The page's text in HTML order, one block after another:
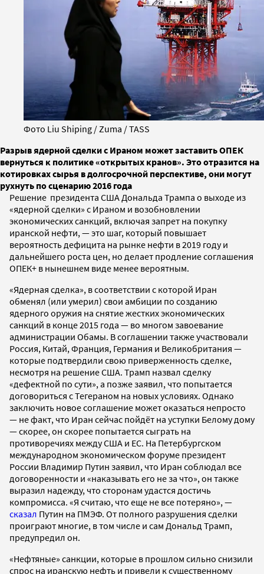
Фото Liu Shiping / Zuma / TASS
Разрыв ядерной сделки с Ираном может заставить ОПЕК
вернуться к политике «открытых кранов». Это отразится на
котировках сырья в долгосрочной перспективе, они могут
рухнуть по сценарию 2016 года
Решение президента США Дональда Трампа о выходе из
«ядерной сделки» с Ираном и возобновлении
экономических санкций, включая запрет на покупку
иранской нефти, — это шаг, который повышает
вероятность дефицита на рынке нефти в 2019 году и
дальнейшего роста цен, но делает продление соглашения
ОПЕК+ в нынешнем виде менее вероятным.
«Ядерная сделка», в соответствии с которой Иран
обменял (или умерил) свои амбиции по созданию
ядерного оружия на снятие жестких экономических
санкций в конце 2015 года — во многом завоевание
администрации Обамы. В соглашении также участвовали
Россия, Китай, Франция, Германия и Великобритания —
которые подтвердили свою приверженность сделке,
несмотря на решение США. Трамп назвал сделку
«дефектной по сути», а позже заявил, что попытается
договориться с Тегераном на новых условиях. Однако
заключить новое соглашение может оказаться непросто
— не факт, что Иран сейчас пойдёт на уступки Белому дому
— скорее, он скорее попытается сыграть на
противоречиях между США и ЕС. На Петербургском
международном экономическом форуме президент
России Владимир Путин заявил, что Иран соблюдал все
договоренности и «наказывать его не за что», он также
выразил надежду, что сторонам удастся достичь
компромисса. «Я считаю, что еще не все потеряно», —
сказал Путин на ПМЭФ. От полного разрушения сделки
проиграют многие, в том числе и сам Дональд Трамп,
предупредил он.
«Нефтяные» санкции, которые в прошлом сильно снизили
спрос на иранскую нефть и привели к существенному